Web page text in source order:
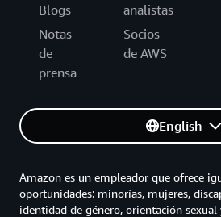
Blogs
Notas
de
prensa
analistas
Socios
de AWS
English
Amazon es un empleador que ofrece
oportunidades: minorías, mujeres,
identidad de género, orientación sexual